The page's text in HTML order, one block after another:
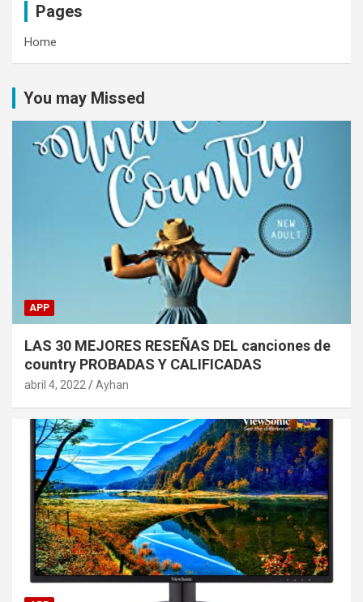
Pages
Home
You may Missed
APP
LAS 30 MEJORES RESEÑAS DEL canciones de
country PROBADAS Y CALIFICADAS
abril 4, 2022 Ayhan